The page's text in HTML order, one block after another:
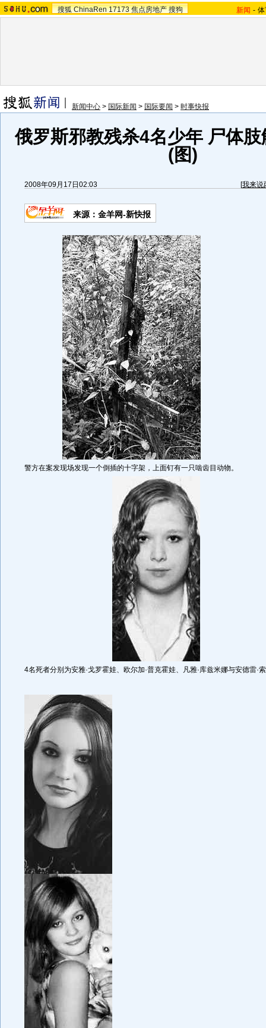
搜狐 ChinaRen 17173 焦点房地产 搜狗 新闻 -
新闻中心 > 国际新闻 > 国际要闻 > 时事快报
俄罗斯邪教残杀4名少年 尸体
(图)
2008年09月17日02:03 [我来说
来源：金羊网-新快报
警方在案发现场发现一个倒插的十字架，上面钉有一只啮齿目动物。
4名死者分别为安雅·戈罗霍娃、欧尔加·普克霍娃、凡雅·库兹米娜与安德雷·